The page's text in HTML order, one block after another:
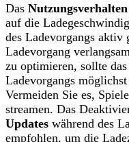
Das Nutzungsverhalten
auf die
des Ladevorgangs aktiv
Ladevorgang
zu optimieren, sollte
Ladevorgangs
Vermeiden Sie es,
streamen. Das
Updates während des
empfohlen, um die